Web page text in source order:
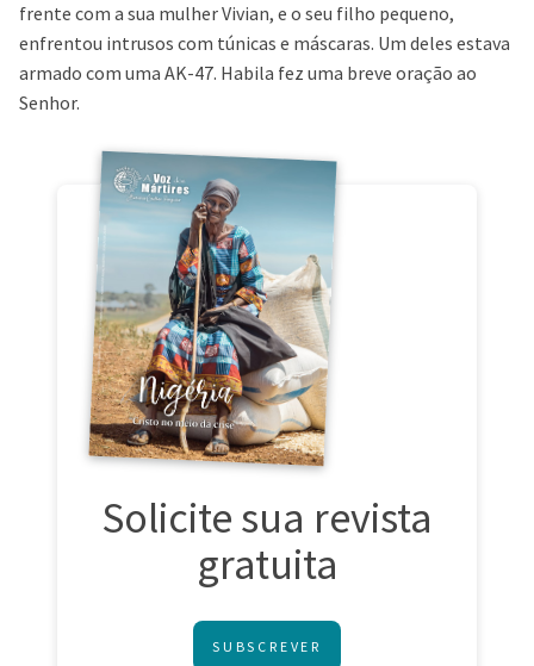
frente com a sua mulher Vivian, e o seu filho pequeno,
enfrentou intrusos com túnicas e máscaras. Um deles estava
armado com uma AK-47. Habila fez uma breve oração ao
Senhor.
Solicite sua revista
gratuita
SUBSCREVER